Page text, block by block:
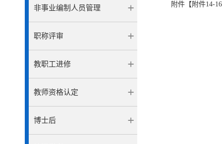
非事业编制人员管理
职称评审
教职工进修
教师资格认定
博士后
附件【 附件14-